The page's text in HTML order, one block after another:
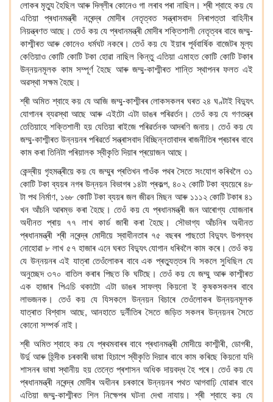
লোকৰ মৃত্যু হৈছিল আৰু দিল্লীৰ কোনেও গা লৰাব পৰা নাছিল। শ্ৰী শ্বাহে কয় যে
এতিয়া
প্ৰধানমন্ত্ৰী নৰেন্দ্ৰ মোদীৰ নেতৃত্বত সন্ত্ৰাসবাদ নিৰাপত্তা
বাহিনীৰ
নিয়ন্ত্ৰণত আছে। তেওঁ কয় যে প্ৰধানমন্ত্ৰী মোদীৰ শক্তিশালী নেতৃত্বৰ বাবে জম্মু-
কাশ্মীৰত আৰু কোনেও ধৰ্মঘট নকৰে। তেওঁ কয় যে ইয়াৰ পূৰ্ববাৰ্ষিক বাজেটৰ মূল্য
কেতিয়াও কোটি কোটি টকা হোৱা নাছিল কিন্তু এতিয়া এমাহত কোটি কোটি টকাৰ
উন্নয়নমূলক কাম সম্পূৰ্ণ হৈছে আৰু জম্মু-কাশ্মীৰত শান্তি স্থাপনৰ ফলত এই
অৱস্থা সক্ষম হৈছে।
শ্ৰী অমিত শ্বাহে কয় যে আজি জম্মু-কাশ্মীৰৰ লোকসকলৰ ঘৰত ২৪ ঘণ্টাই বিদ্যুৎ
যোগানৰ ব্যৱস্থা আছে আৰু এইটো এটা ডাঙৰ পৰিৱৰ্তন। তেওঁ কয় যে গণতন্ত্ৰ
তেতিয়াহে শক্তিশালী হয় যেতিয়া ৰাইজে পৰিৱৰ্তনক আদৰণি জনায়। তেওঁ কয় যে
জম্মু-কাশ্মীৰত উন্নয়নৰ পৰিৱৰ্তে সন্ত্ৰাসবাদ বিচ্ছিন্নতাবাদৰ ৰাজনীতিৰ প্ৰচাৰৰ বাবে
কাম কৰা তিনিটা পৰিয়ালক স্বীকৃতি দিয়াৰ প্ৰয়োজন আছে।
কেন্দ্ৰীয় গৃহমন্ত্ৰীয়ে কয় যে জম্মুৰ প্ৰতিখন গাওঁক পথৰ সৈতে সংযোগ কৰিবলৈ ৩১
কোটি টকা ব্যয়ৰ নগৰ উন্নয়ন বিভাগৰ ১৪টা প্ৰকল্প, ৪০২ কোটি টকা ব্যয়েৰে ৪৮
টা পথ নিৰ্মাণ, ১৬৮ কোটি টকা ব্যয়ৰ জল জীৱন মিছন আৰু ১১১২ কোটি টকাৰ ৪১
খন আঁচনি আৰম্ভ কৰা হৈছে। তেওঁ কয় যে প্ৰধানমন্ত্ৰী জন আৰোগ্য যোজনাৰ
অধীনত প্ৰায় ৭৭ লাখ কাৰ্ড জাৰী কৰা হৈছে। সৌভাগ্য আঁচনিৰ অধীনত
প্ৰধানমন্ত্ৰী শ্ৰী নৰেন্দ্ৰ মোদীয়ে স্বাধীনতাৰ ৭৫ বছৰৰ পাছতো বিদ্যুৎ উপলব্ধ
নোহোৱা ৮ লাখ ৫৭ হাজাৰ এনে ঘৰত বিদ্যুৎ যোগান ধৰিবলৈ কাম কৰে। তেওঁ কয়
যে উন্নয়নৰ এই যাত্ৰা তেওঁলোকৰ বাবে এক প্ৰত্যুত্তৰ যি সকলে সুধিছিল যে
অনুচ্ছেদ ৩৭০ বাতিল কৰাৰ পিছত কি ঘটিছে। তেওঁ কয় যে জম্মু আৰু কাশ্মীৰত
এক হাজাৰ পিএচি থকাটো এটা ডাঙৰ সাফল্য কিয়নো ই কৃষকসকলৰ বাবে
লাভজনক।
তেওঁ কয় যে যিসকলে উন্নয়ন বিচাৰে তেওঁলোকৰ উন্নয়নমূলক
যাত্ৰাত বিশ্বাস আছে,আনহাতে দুৰ্নীতিৰ সৈতে জড়িত সকলৰ উন্নয়নৰ সৈতে
কোনো সম্পৰ্ক নাই।
শ্ৰী অমিত শ্বাহে কয় যে প্ৰথমবাৰৰ বাবে প্ৰধানমন্ত্ৰী মোদীয়ে কাশ্মীৰী,ডোগৰী,
উৰ্দু আৰু হিন্দীক চৰকাৰী ভাষা হিচাপে স্বীকৃতি দিয়াৰ বাবে কাম কৰিছে কিয়নো যদি
শাসনৰ ভাষা স্থানীয় হয় তেন্তে প্ৰশাসন অধিক দায়বদ্ধ হৈ পৰে। তেওঁ কয় যে
প্ৰধানমন্ত্ৰী নৰেন্দ্ৰ মোদীৰ অধীনৰ চৰকাৰে উন্নয়নৰ পথত আগবাঢ়ি যোৱাৰ বাবে
এতিয়া জম্মু-কাশ্মীৰত শিল নিক্ষেপৰ ঘটনা দেখা নাযায়। শ্ৰী শ্বাহে কয় যে